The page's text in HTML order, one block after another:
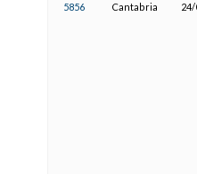
5856 Cantabria